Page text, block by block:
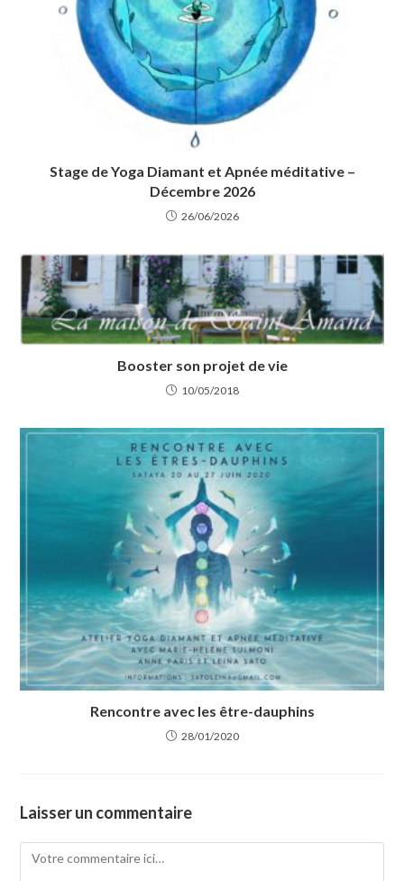
Stage de Yoga Diamant et Apnée méditative –
Décembre 2026
26/06/2026
Booster son projet de vie
10/05/2018
Rencontre avec les être-dauphins
28/01/2020
Laisser un commentaire